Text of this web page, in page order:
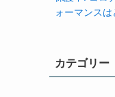
ォーマンスは
カテゴリー